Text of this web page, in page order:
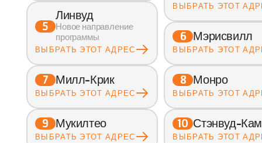
5
Линвуд
Новое направление
программы
ВЫБРАТЬ ЭТОТ АДРЕС
7 Милл-Крик
ВЫБРАТЬ ЭТОТ АДРЕС
9 Мукилтео
ВЫБРАТЬ ЭТОТ АДРЕС
ВЫБРАТЬ ЭТОТ
6 Мэрисвилл
ВЫБРАТЬ ЭТОТ
8 Монро
ВЫБРАТЬ ЭТОТ
10 Стэнвуд-
ВЫБРАТЬ ЭТОТ